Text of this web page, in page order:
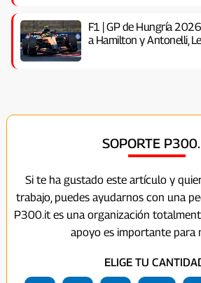
F1 | GP de Hungría
a Hamilton y Antonelli,
SOPORTE
Si te ha gustado este artículo y
trabajo, puedes ayudarnos con una
P300.it es una organización
apoyo es importante para
ELIGE TU